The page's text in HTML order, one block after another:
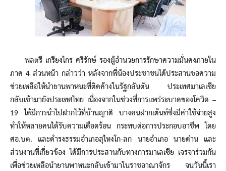
พลตรี เกรียงไกร ศรีรักษ์ รองผู้อำนวยการรักษาความมั่นคงภายใน
ภาค 4 ส่วนหน้า กล่าวว่า หลังจากพี่น้องประชาชนได้ประสานขอความ
ช่วยเหลือให้นำยานพาหนะที่ติดค้างในรัฐกลันตัน ประเทศมาเลเซีย
กลับเข้ามายังประเทศไทย เนื่องจากในช่วงที่การแพร่ระบาดของโควิด –
19 ได้มีการนำไปฝากไว้ที่บ้านญาติ บางคนฝากเต้นท์ซึ่งมีค่าใช้จ่ายสูง
ทำให้หลายคนได้รับความเดือดร้อน กระทบต่อการประกอบอาชีพ โดย
ศอ.บต. และดำรงธรรมอำเภอสุไหงโก-ลก นายอำเภอ นายด่าน และ
ส่วนงานที่เกี่ยวข้อง ได้มีการประสานกับทางการมาเลเซีย เจรจาร่วมกัน
เพื่อช่วยเหลือนำยานพาหนะกลับเข้ามาในราชอาณาจักร จนวันนี้เรา